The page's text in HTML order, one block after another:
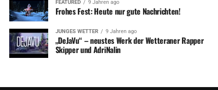
FEATURED 9 Jahren ago
Frohes Fest: Heute nur gute Nachrichten!
JUNGES WETTER 9 Jahren ago
„DeJaVu“ – neustes Werk der Wetteraner Rapper
Skipper und AdriNalin